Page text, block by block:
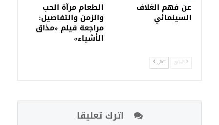
عن فهم الغلاف
السينمائي
الطعام مرآة الحب
والزمن والتفاصيل:
مراجعة فيلم «مذاق
الأشياء»
السابق التالي
اترك تعليقا